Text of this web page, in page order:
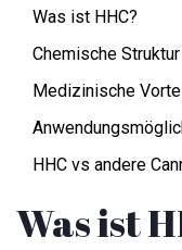
Was ist HHC?
Chemische
Medizinische
HHC vs andere
Was ist